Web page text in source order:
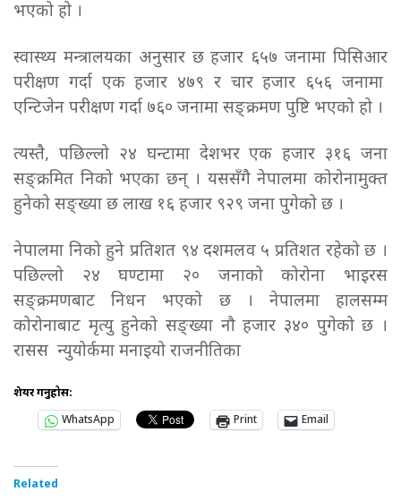
भएको हो ।
स्वास्थ्य मन्त्रालयका अनुसार छ हजार ६५७ जनामा पिसिआर
परीक्षण गर्दा एक हजार ४७९ र चार हजार ६५६ जनामा
एन्टिजेन परीक्षण गर्दा ७६० जनामा सङ्क्रमण पुष्टि भएको हो ।
त्यस्तै, पछिल्लो २४ घन्टामा देशभर एक हजार ३१६ जना
सङ्क्रमित निको भएका छन् । यससँगै नेपालमा कोरोनामुक्त
हुनेको सङ्ख्या छ लाख १६ हजार ९२९ जना पुगेको छ ।
नेपालमा निको हुने प्रतिशत ९४ दशमलव ५ प्रतिशत रहेको छ ।
पछिल्लो २४ घण्टामा २० जनाको कोरोना भाइरस
सङ्क्रमणबाट निधन भएको छ । नेपालमा हालसम्म
कोरोनाबाट मृत्यु हुनेको सङ्ख्या नौ हजार ३४० पुगेको छ ।
रासस न्युयोर्कमा मनाइयो राजनीतिका
शेयर गर्नुहोस:
WhatsApp
Print Email
Related